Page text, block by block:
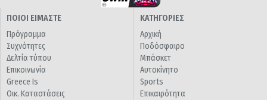
ΠΟΙΟΙ ΕΙΜΑΣΤΕ
Πρόγραμμα
Συχνότητες
Δελτία τύπου
Επικοινωνία
Greece Is
Οικ. Καταστάσεις
ΚΑΤΗΓΟΡΙΕΣ
Αρχική
Ποδόσφαιρο
Μπάσκετ
Αυτοκίνητο
Sports
Επικαιρότητα